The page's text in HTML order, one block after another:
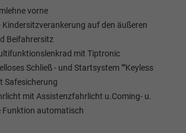
vorne
Kindersitzverankerung auf den äußeren
Beifahrersitz
mit Tiptronic
Schließ - und Startsystem ""Keyless
Safesicherung
mit Assistenzfahrlicht u.Coming- u.
Funktion automatisch